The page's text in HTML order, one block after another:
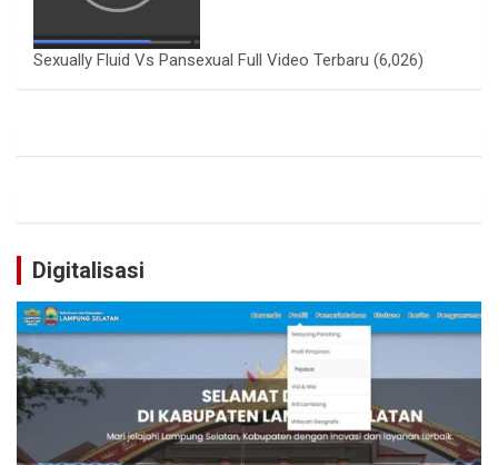
Sexually Fluid Vs Pansexual Full Video Terbaru (6,026)
Digitalisasi